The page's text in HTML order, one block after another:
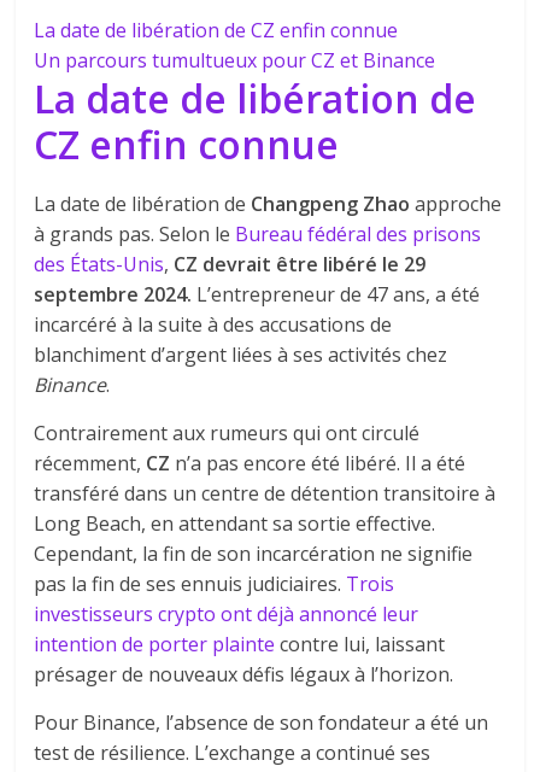
La date de libération de CZ enfin connue
Un parcours tumultueux pour CZ et Binance
La date de libération de
CZ enfin connue
La date de libération de Changpeng Zhaoapproche
à grands pas. Selon le Bureau fédéral des prisons
des États-Unis, CZ devrait être libéré le 29
septembre 2024. L’entrepreneur de 47 ans, a été
incarcéré à la suite à des accusations de
blanchiment d’argent liées à ses activités chez
Binance.
Contrairement aux rumeurs qui ont circulé
récemment, CZ n’a pas encore été libéré. Il a été
transféré dans un centre de détention transitoire à
Long Beach, en attendant sa sortie effective.
Cependant, la fin de son incarcération ne signifie
pas la fin de ses ennuis judiciaires. Trois
investisseurs crypto ont déjà annoncé leur
intention de porter plainte contre lui, laissant
présager de nouveaux défis légaux à l’horizon.
Pour Binance, l’absence de son fondateur a été un
test de résilience. L’exchange a continué ses